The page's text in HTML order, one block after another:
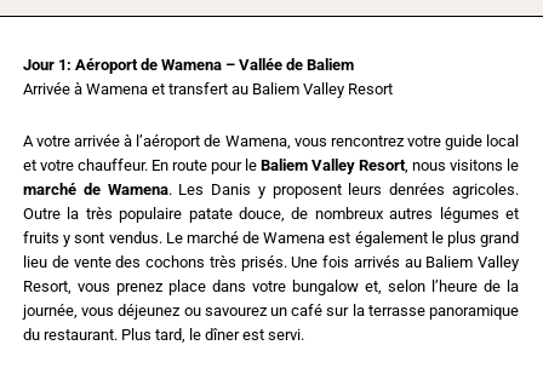
Jour 1: Aéroport de Wamena – Vallée de Baliem
Arrivée à Wamena et transfert au Baliem Valley Resort
A votre arrivée à l’aéroport de Wamena, vous rencontrez votre guide local
et votre chauffeur. En route pour le Baliem Valley Resort, nous visitons le
marché de Wamena. Les Danis y proposent leurs denrées agricoles.
Outre la très populaire patate douce, de nombreux autres légumes et
fruits y sont vendus. Le marché de Wamena est également le plus grand
lieu de vente des cochons très prisés. Une fois arrivés au Baliem Valley
Resort, vous prenez place dans votre bungalow et, selon l’heure de la
journée, vous déjeunez ou savourez un café sur la terrasse panoramique
du restaurant. Plus tard, le dîner est servi.